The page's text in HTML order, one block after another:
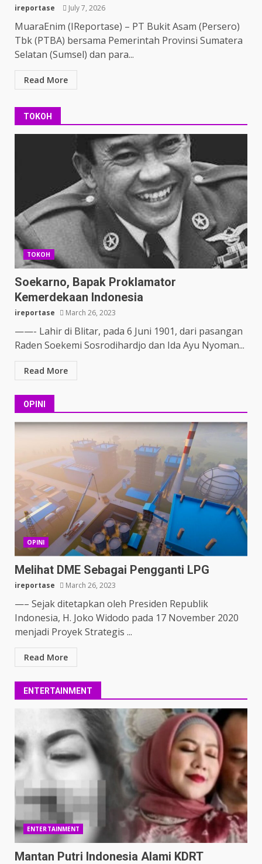
ireportase July 7, 2026
MuaraEnim (IReportase) – PT Bukit Asam (Persero)
Tbk (PTBA) bersama Pemerintah Provinsi Sumatera
Selatan (Sumsel) dan para...
Read More
TOKOH
TOKOH
Soekarno, Bapak Proklamator
Kemerdekaan Indonesia
ireportase March 26, 2023
——- Lahir di Blitar, pada 6 Juni 1901, dari pasangan
Raden Soekemi Sosrodihardjo dan Ida Ayu Nyoman...
Read More
OPINI
OPINI
Melihat DME Sebagai Pengganti LPG
ireportase March 26, 2023
—– Sejak ditetapkan oleh Presiden Republik
Indonesia, H. Joko Widodo pada 17 November 2020
menjadi Proyek Strategis ...
Read More
ENTERTAINMENT
ENTERTAINMENT
Mantan Putri Indonesia Alami KDRT